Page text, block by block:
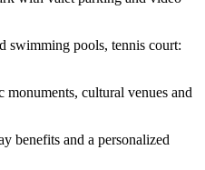
swimming pools, tennis court:
monuments, cultural venues and
benefits and a personalized